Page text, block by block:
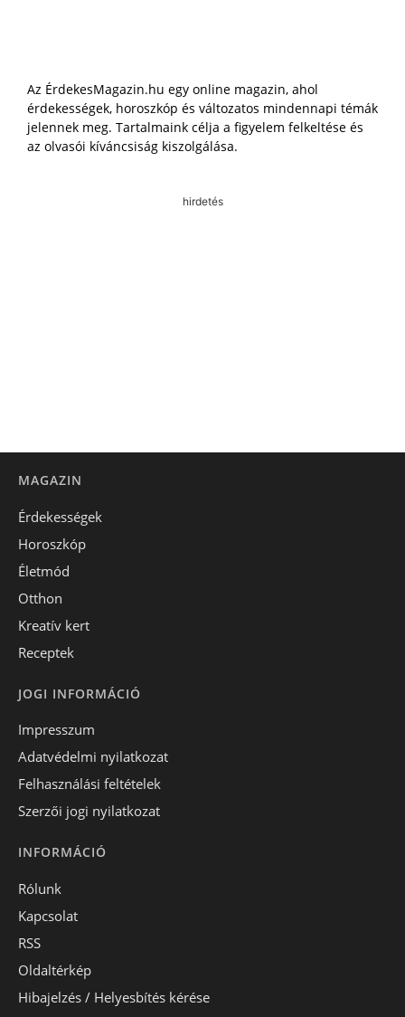
Az ÉrdekesMagazin.hu egy online magazin, ahol
érdekességek, horoszkóp és változatos mindennapi témák
jelennek meg. Tartalmaink célja a figyelem felkeltése és
az olvasói kíváncsiság kiszolgálása.
hirdetés
MAGAZIN
Érdekességek
Horoszkóp
Életmód
Otthon
Kreatív kert
Receptek
JOGI INFORMÁCIÓ
Impresszum
Adatvédelmi nyilatkozat
Felhasználási feltételek
Szerzői jogi nyilatkozat
INFORMÁCIÓ
Rólunk
Kapcsolat
RSS
Oldaltérkép
Hibajelzés / Helyesbítés kérése